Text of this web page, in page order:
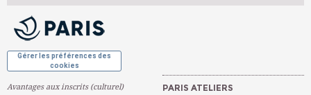
Gérer les préférences des
cookies
Avantages aux inscrits (culturel)
PARIS ATELIERS